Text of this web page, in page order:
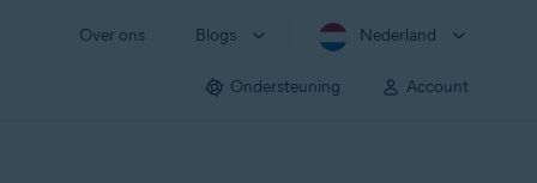
Over ons Blogs Nederland
Ondersteuning Account